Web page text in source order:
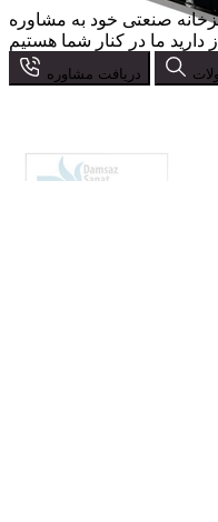
صنعتی خود به مشاوره
دریافت مشاوره